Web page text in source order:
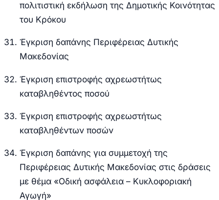
πολιτιστική εκδήλωση της Δημοτικής Κοινότητας
του Κρόκου
Έγκριση δαπάνης Περιφέρειας Δυτικής
Μακεδονίας
Έγκριση επιστροφής αχρεωστήτως
καταβληθέντος ποσού
Έγκριση επιστροφής αχρεωστήτως
καταβληθέντων ποσών
Έγκριση δαπάνης για συμμετοχή της
Περιφέρειας Δυτικής Μακεδονίας στις δράσεις
με θέμα «Οδική ασφάλεια – Κυκλοφοριακή
Αγωγή»